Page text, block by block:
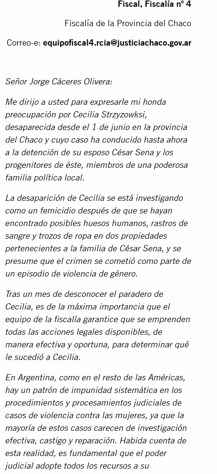
Fiscal, Fiscalía nº 4
Fiscalía de la Provincia del Chaco
Correo-e:equipofiscal4.rcia@justiciachaco.gov.ar
Señor Jorge Cáceres Olivera:
Me dirijo a usted para expresarle mi honda
preocupación por Cecilia Strzyzowksi,
desaparecida desde el 1 de junioen la provincia
del Chaco y cuyo caso ha conducido hasta ahora
a la detención de su esposo César Sena y los
progenitores de éste, miembros de una poderosa
familia política local.
La desaparición de Cecilia se está investigando
como un femicidio después de que se hayan
encontrado posibles huesos humanos, rastros de
sangre y trozos de ropa en dos propiedades
pertenecientes a la familia de César Sena, y se
presume que el crimen se cometió como parte de
un episodio de violencia de género.
Tras un mes de desconocer el paradero de
Cecilia, es de la máxima importancia que el
equipo de la fiscalía garantice que se emprenden
todas las acciones legales disponibles, de
manera efectiva y oportuna, para determinar qué
le sucedió a Cecilia.
En Argentina, como en el resto de las Américas,
hay un patrón de impunidad sistemática en los
procedimientos y procesamientos judiciales de
casos de violencia contra las mujeres, ya que la
mayoría de estos casos carecen de investigación
efectiva, castigo y reparación. Habida cuenta de
esta realidad, es fundamental que el poder
judicial adopte todos los recursos a su